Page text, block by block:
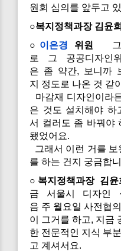
원회 심의를 앞두고
○복지정책과장 김윤희
○ 이은경 위원
그
로 그 공공디자인
은 좀 약간, 보니까
지 정도로 나온 것 같
마감재 디자인이라
은 것도 설치해야 하
서 컬러도 좀 바꿔야
됐었어요.
그래서 이런 거를 보
를 하는 건지 궁금합
○복지정책과장 김윤
금 서울시 디자인
음 주 월요일 사전협
이 그거를 하고, 지금
한 전문적인 지식 부
고 계셔서요.